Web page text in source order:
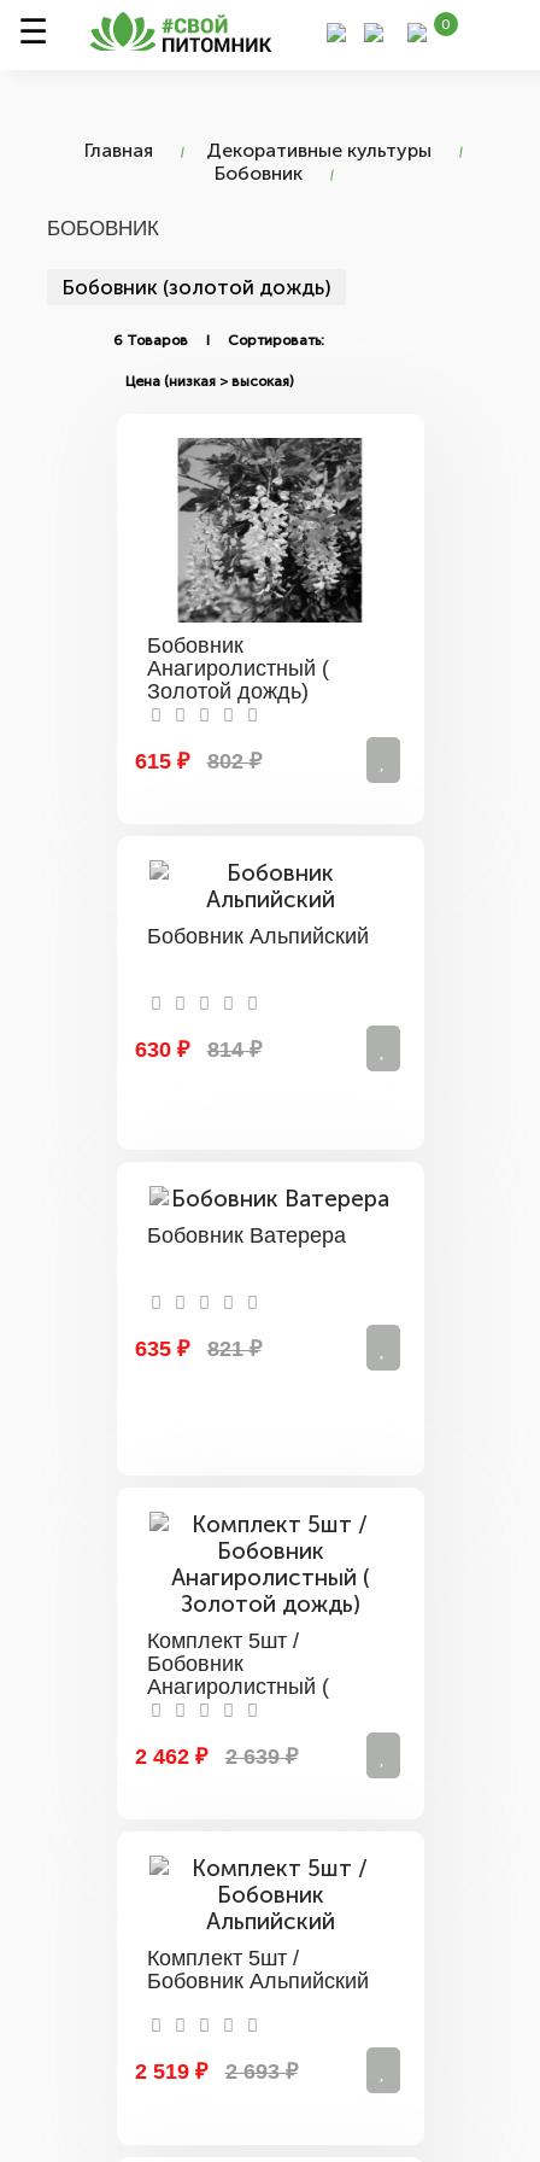
0
Главная
Декоративные культуры
Бобовник
БОБОВНИК
Бобовник (золотой дождь)
6 Товаров I Сортировать:
Бобовник
Анагиролистный (
Золотой дождь)
615 ₽ 802 ₽
Бобовник Альпийский
630 ₽ 814 ₽
Бобовник Ватерера
635 ₽ 821 ₽
Комплект 5шт /
Бобовник
Анагиролистный (
Золотой дождь)
2 462 ₽
2 639 ₽
Комплект 5шт /
Бобовник Альпийский
2 519 ₽ 2 693 ₽